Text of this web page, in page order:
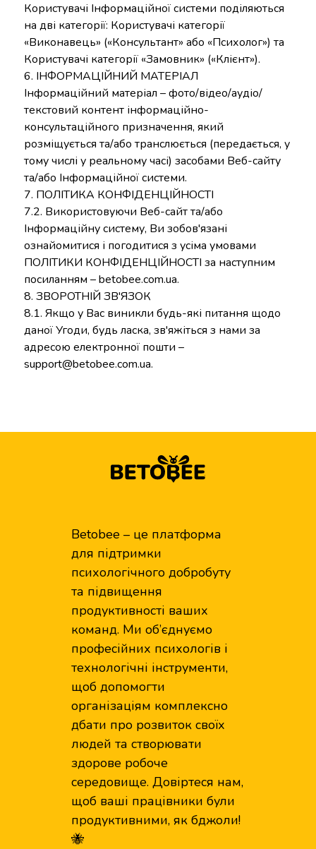
Користувачі Інформаційної системи поділяються
на дві категорії: Користувачі категорії
«Виконавець» («Консультант» або «Психолог») та
Користувачі категорії «Замовник» («Клієнт»).
6. ІНФОРМАЦІЙНИЙ МАТЕРІАЛ
Інформаційний матеріал – фото/відео/аудіо/
текстовий контент інформаційно-
консультаційного призначення, який
розміщується та/або транслюється (передається, у
тому числі у реальному часі) засобами Веб-сайту
та/або Інформаційної системи.
7. ПОЛІТИКА КОНФІДЕНЦІЙНОСТІ
7.2. Використовуючи Веб-сайт та/або
Інформаційну систему, Ви зобов'язані
ознайомитися і погодитися з усіма умовами
ПОЛІТИКИ КОНФІДЕНЦІЙНОСТІ за наступним
посиланням –betobee.com.ua.
8. ЗВОРОТНІЙ ЗВ'ЯЗОК
8.1. Якщо у Вас виникли будь-які питання щодо
даної Угоди, будь ласка, зв'яжіться з нами за
адресою електронної пошти –
support@betobee.com.ua.
Betobee – це платформа
для підтримки
психологічного добробуту
та підвищення
продуктивності ваших
команд. Ми об’єднуємо
професійних психологів і
технологічні інструменти,
щоб допомогти
організаціям комплексно
дбати про розвиток своїх
людей та створювати
здорове робоче
середовище. Довіртеся нам,
щоб ваші працівники були
продуктивними, як бджоли!
🐝